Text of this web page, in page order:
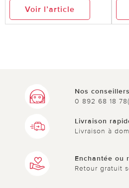
Voir l’article
Nos
0 892 68 18
Livraison
Livraison à
Enchantée ou
Retour gratuit